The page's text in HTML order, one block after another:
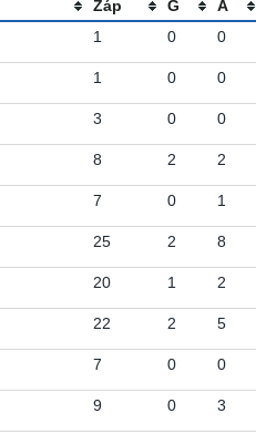
Záp G A
1 0 0
1 0 0
3 0 0
8 2 2
7 0 1
25 2 8
20 1 2
22 2 5
7 0 0
9 0 3